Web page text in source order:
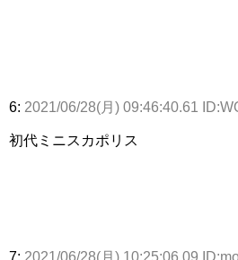
6: 2021/06/28(月) 09:46:40.61
初代ミニスカポリス